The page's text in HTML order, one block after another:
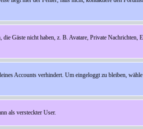
Gäste nicht haben, z. B. Avatare, Private
Accounts verhindert. Um eingeloggt zu bleiben,
als versteckter User.